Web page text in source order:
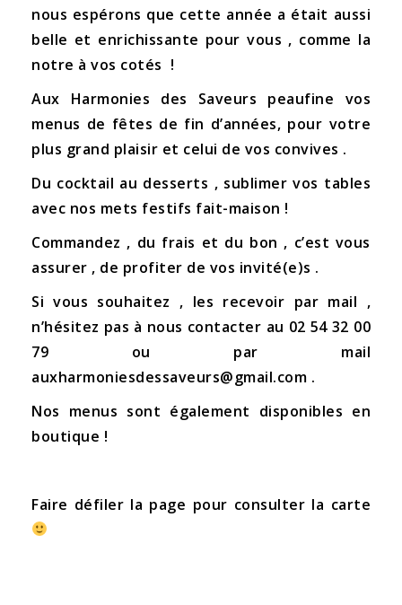
nous espérons que cette année a était aussi
belle et enrichissante pour vous , comme la
notre à vos cotés !
Aux Harmonies des Saveurs peaufine vos
menus de fêtes de fin d’années, pour votre
plus grand plaisir et celui de vos convives .
Du cocktail au desserts , sublimer vos tables
avec nos mets festifs fait-maison !
Commandez , du frais et du bon , c’est vous
assurer , de profiter de vos invité(e)s .
Si vous souhaitez , les recevoir par mail ,
n’hésitez pas à nous contacter au 02 54 32 00
79 ou par mail
auxharmoniesdessaveurs@gmail.com .
Nos menus sont également disponibles en
boutique !
Faire défiler la page pour consulter la carte